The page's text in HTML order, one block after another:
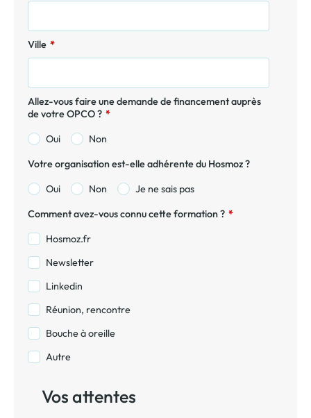
Ville *
Allez-vous faire une demande de financement auprès
de votre OPCO ? *
Oui
Non
Votre organisation est-elle adhérente du Hosmoz ?
Oui
Non
Je ne sais pas
Comment avez-vous connu cette formation ? *
Hosmoz.fr
Newsletter
Linkedin
Réunion, rencontre
Bouche à oreille
Autre
Vos attentes